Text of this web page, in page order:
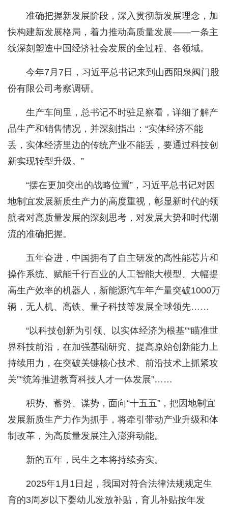
准确把握新发展阶段，深入贯彻新发展理念，加
快构建新发展格局，着力推动高质量发展——一条主
线深刻塑造中国经济社会发展的全过程、各领域。
今年7月7日，习近平总书记来到山西阳泉阀门股
份有限公司考察调研。
生产车间里，总书记不时驻足察看，详细了解产
品生产和销售情况，并深刻指出：“实体经济不能
丢，实体经济里边的传统产业不能丢，要通过科技创
新实现转型升级。”
“摆在更加突出的战略位置”，习近平总书记对因
地制宜发展新质生产力的高度重视，彰显新时代的领
航者对高质量发展的深刻思考，对发展大势和时代潮
流的准确把握。
五年奋进，中国拥有了自主研发的高性能芯片和
操作系统、赋能千行百业的人工智能大模型、大幅提
高生产效率的机器人，新能源汽车年产量突破1000万
辆，无人机、高铁、量子科技等发展全球领先……
“以科技创新为引领、以实体经济为根基”“瞄准世
界科技前沿，在加强基础研究、提高原始创新能力上
持续用力，在突破关键核心技术、前沿技术上抓紧攻
关”“统筹推进教育科技人才一体发展”……
积势、蓄势、谋势，面向“十五五”，把因地制宜
发展新质生产力作为抓手，将牵引带动产业升级和体
制改革，为高质量发展注入澎湃动能。
新的五年，民生之本将持续夯实。
2025年1月1日起，我国对符合法律法规规定生
育的3周岁以下婴幼儿发放补贴，育儿补贴按年发